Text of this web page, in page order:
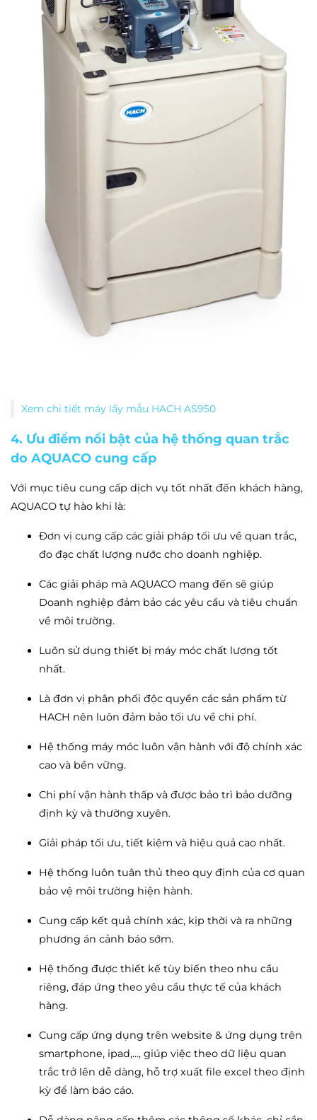
Xem chi tiết máy lấy mẫu HACH AS950
4. Ưu điểm nổi bật của hệ thống quan trắc
do AQUACO cung cấp
Với mục tiêu cung cấp dịch vụ tốt nhất đến khách hàng,
AQUACO tự hào khi là:
Đơn vị cung cấp các giải pháp tối ưu về quan trắc,
đo đạc chất lượng nước cho doanh nghiệp.
Các giải pháp mà AQUACO mang đến sẽ giúp
Doanh nghiệp đảm bảo các yêu cầu và tiêu chuẩn
về môi trường.
Luôn sử dụng thiết bị máy móc chất lượng tốt
nhất.
Là đơn vị phân phối độc quyền các sản phẩm từ
HACH nên luôn đảm bảo tối ưu về chi phí.
Hệ thống máy móc luôn vận hành với độ chính xác
cao và bền vững.
Chi phí vận hành thấp và được bảo trì bảo dưỡng
định kỳ và thường xuyên.
Giải pháp tối ưu, tiết kiệm và hiệu quả cao nhất.
Hệ thống luôn tuân thủ theo quy định của cơ quan
bảo vệ môi trường hiện hành.
Cung cấp kết quả chính xác, kịp thời và ra những
phương án cảnh báo sớm.
Hệ thống được thiết kế tùy biến theo nhu cầu
riêng, đáp ứng theo yêu cầu thực tế của khách
hàng.
Cung cấp ứng dụng trên website & ứng dụng trên
smartphone, ipad,..., giúp việc theo dữ liệu quan
trắc trở lên dễ dàng, hỗ trợ xuất file excel theo định
kỳ để làm báo cáo.